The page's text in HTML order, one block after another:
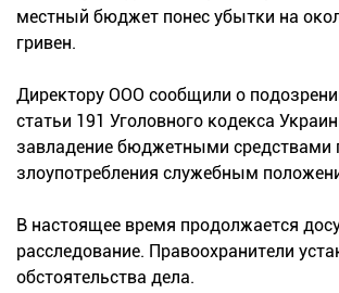
местный бюджет понес убытки на
гривен.
Директору ООО сообщили о
статьи 191 Уголовного кодекса
завладение бюджетными средствами
злоупотребления служебным
В настоящее время продолжается
расследование. Правоохранители
обстоятельства дела.